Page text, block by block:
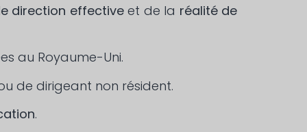
direction effectiveet de la réalité de
au Royaume-Uni.
de dirigeant non résident.
.